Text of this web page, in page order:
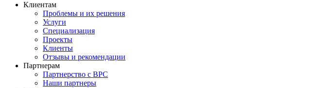
Клиентам
Проблемы и их решения
Услуги
Специализация
Проекты
Клиенты
Отзывы и рекомендации
Партнерам
Партнерство с BPC
Наши партнеры